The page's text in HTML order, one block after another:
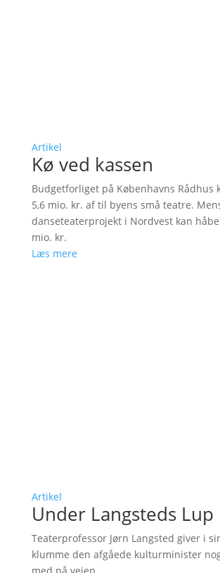
Artikel
Kø ved kassen
Budgetforliget på Københavns Rådhus
5,6 mio. kr. af til byens små teatre.
danseteaterprojekt i Nordvest kan
mio. kr.
Læs mere
Artikel
Under Langsteds Lup
Teaterprofessor Jørn Langsted giver i
klumme den afgåede kulturminister
med på vejen...